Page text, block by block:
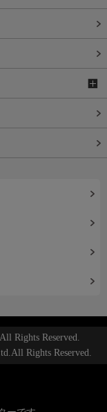
Rights Reserved.
Rights Reserved.